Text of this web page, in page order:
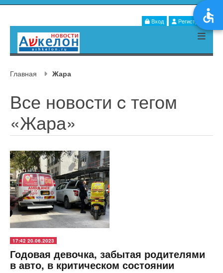
Вход Регистрация
Главная Жара
Все новости c тегом
«Жара»
17:42 20.06.2023
Годовая девочка, забытая родителями
в авто, в критическом состоянии